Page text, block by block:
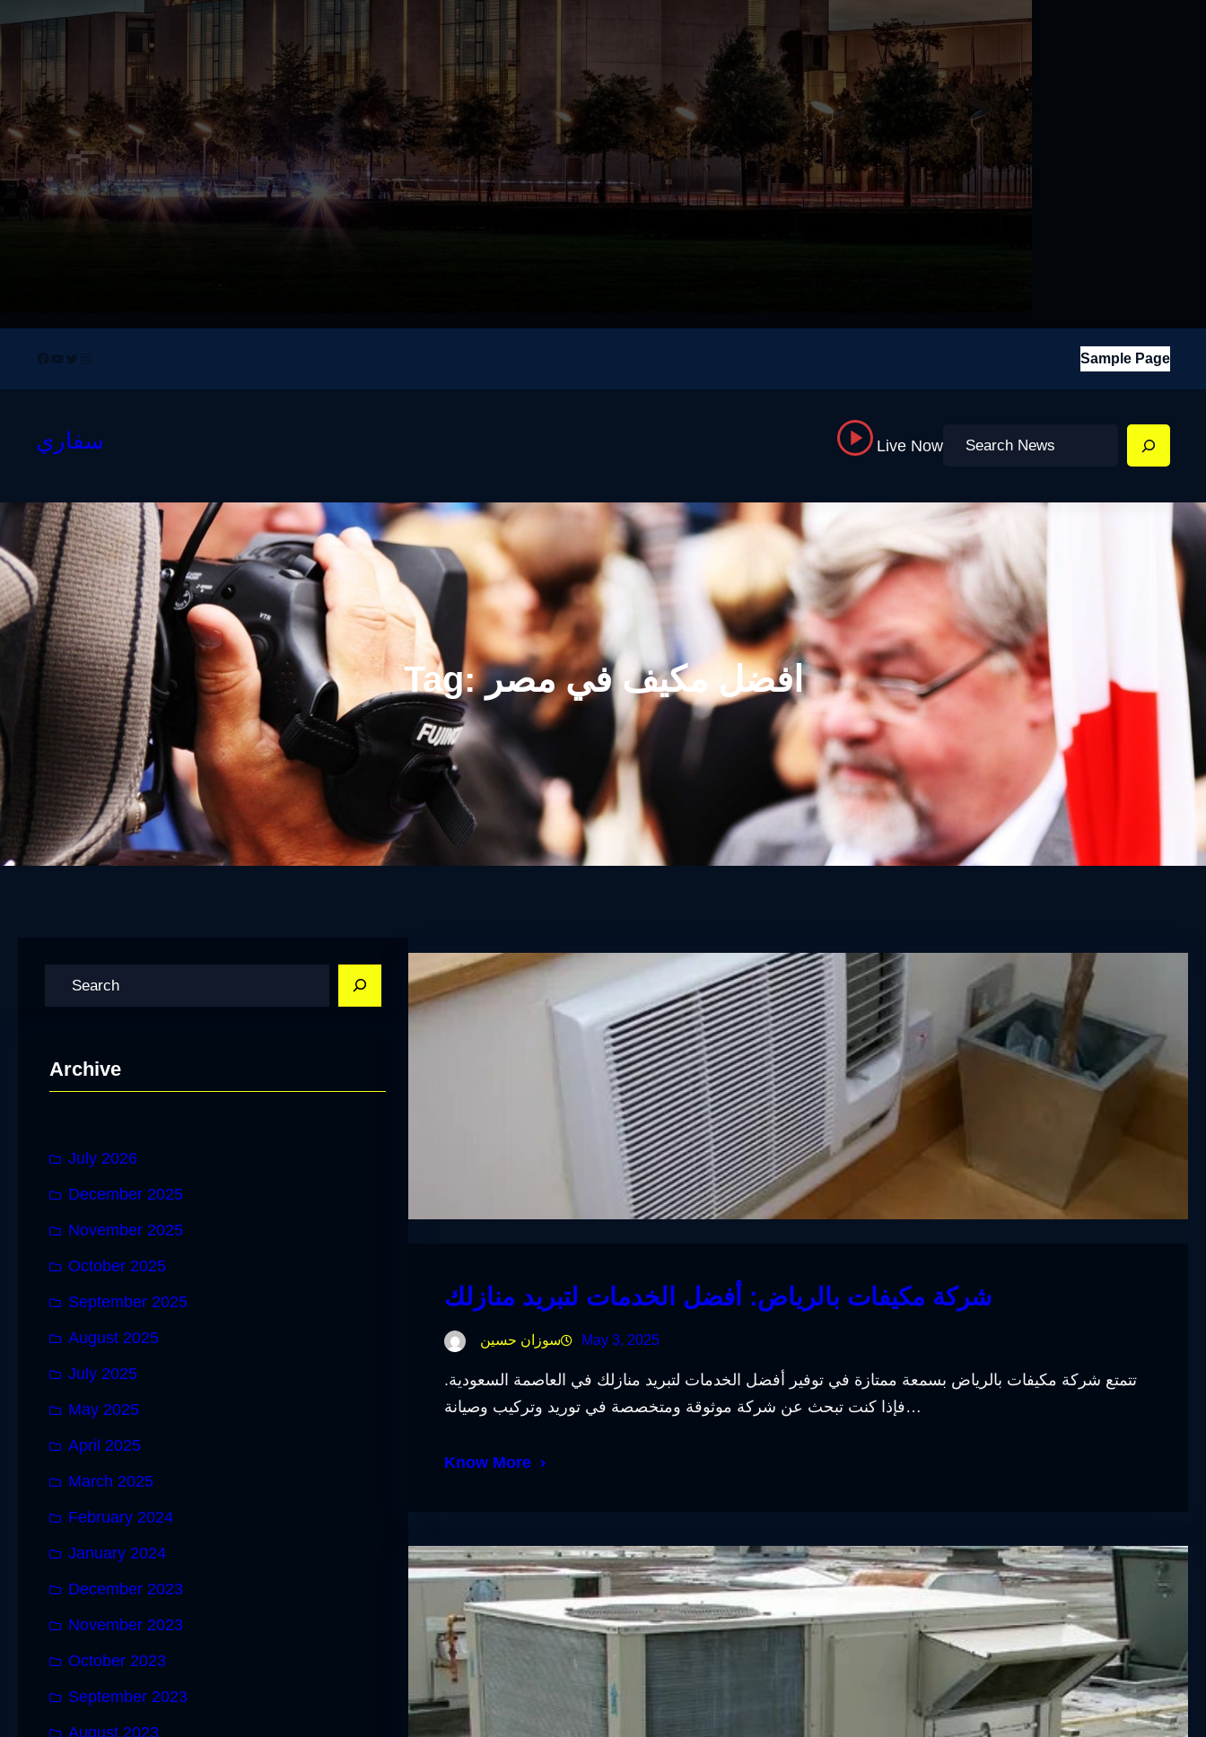
Facebook
YouTube
TwitterInstagram Sample Page
سفاري Live Now Search
Tag:افضل مكيف في مصر
Archive
July 2026
December 2025
November 2025
October 2025
September 2025
August 2025
July 2025
May 2025
April 2025
March 2025
February 2024
January 2024
December 2023
November 2023
October 2023
September 2023
August 2023
شركة مكيفات بالرياض: أفضل الخدمات لتبريد منازلك
سوزان حسين May 3, 2025
تتمتع شركة مكيفات بالرياض بسمعة ممتازة في توفير أفضل الخدمات لتبريد منازلك في العاصمة السعودية.
فإذا كنت تبحث عن شركة موثوقة ومتخصصة في توريد وتركيب وصيانة…
Know More